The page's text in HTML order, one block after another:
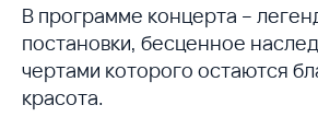
В программе концерта –
постановки, бесценное
чертами которого остаются
красота.